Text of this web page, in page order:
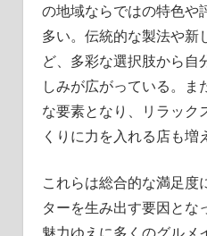
の地域ならではの特色や
多い。伝統的な製法や新
ど、多彩な選択肢から自
しみが広がっている。
な要素となり、リラック
くりに力を入れる店も増
これらは総合的な満足度
ターを生み出す要因とな